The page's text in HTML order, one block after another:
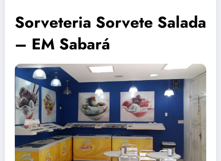
Sorveteria Sorvete Salada
– EM Sabará